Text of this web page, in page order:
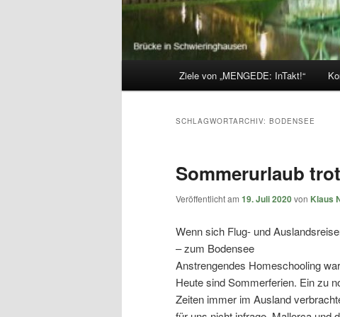
Ziele von „MENGEDE: InTakt!“
SCHLAGWORTARCHIV: BODENSEE
Sommerurlaub
Veröffentlicht am 19. Juli 2020von Klaus
Wenn sich Flug- und
– zum Bodensee
Anstrengendes Homeschooling
Heute sind Sommerferien. Ein zu
Zeiten immer im Ausland